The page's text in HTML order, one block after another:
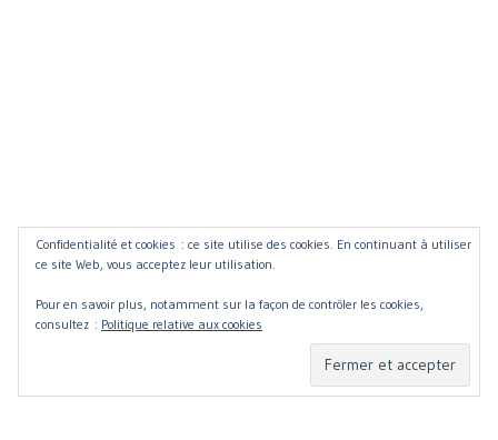
Confidentialité et cookies : ce site utilise des cookies. En continuant à utiliser
ce site Web, vous acceptez leur utilisation.
Pour en savoir plus, notamment sur la façon de contrôler les cookies,
consultez : Politique relative aux cookies